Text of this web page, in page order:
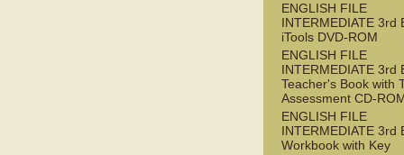
ENGLISH FILE
INTERMEDIATE 3rd
iTools DVD-ROM
ENGLISH FILE
INTERMEDIATE 3rd
Teacher's Book with
Assessment CD-
ENGLISH FILE
INTERMEDIATE 3rd
Workbook with Key